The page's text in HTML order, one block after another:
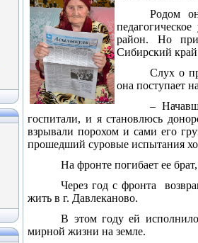
Родом
район. Но
Сибирский
Слух о
она поступает
–
госпитали, и я становлюсь
взрывали порохом и сами его
прошедший суровые испытания
На фронте погибает ее
Через год с фронта
жить в г. Давлеканово.
В этом году ей
мирной жизни на земле.